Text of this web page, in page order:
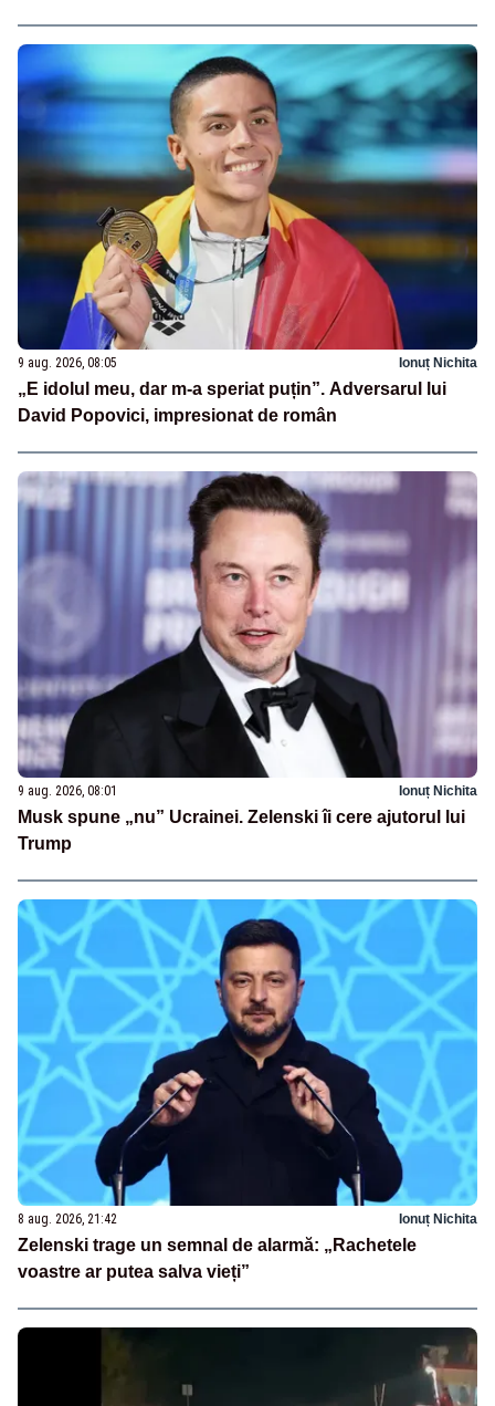
9 aug. 2026, 08:05 Ionuț Nichita
„E idolul meu, dar m-a speriat puțin”. Adversarul lui
David Popovici, impresionat de român
9 aug. 2026, 08:01 Ionuț Nichita
Musk spune „nu” Ucrainei. Zelenski îi cere ajutorul lui
Trump
8 aug. 2026, 21:42 Ionuț Nichita
Zelenski trage un semnal de alarmă: „Rachetele
voastre ar putea salva vieți”